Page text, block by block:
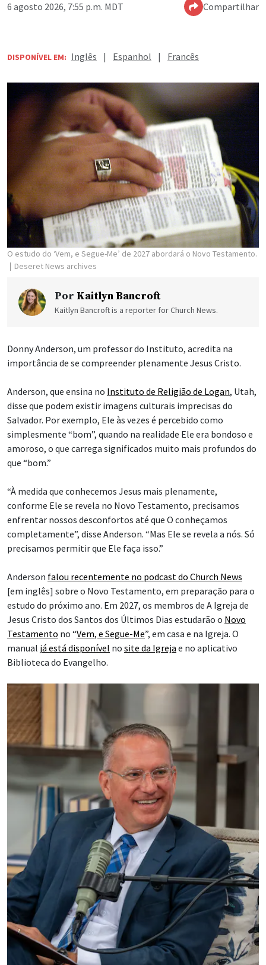
6 agosto 2026, 7:55 p.m. MDT Compartilhar
DISPONÍVEL EM: Inglês | Espanhol | Francês
O estudo do ‘Vem, e Segue-Me’ de 2027 abordará o Novo Testamento.
Deseret News archives
Por Kaitlyn Bancroft
Kaitlyn Bancroft is a reporter for Church News.
Donny Anderson, um professor do Instituto, acredita na
importância de se compreender plenamente Jesus Cristo.
Anderson, que ensina no Instituto de Religião de Logan, Utah,
disse que podem existir imagens culturais imprecisas do
Salvador. Por exemplo, Ele às vezes é percebido como
simplesmente “bom”, quando na realidade Ele era bondoso e
amoroso, o que carrega significados muito mais profundos do
que “bom.”
“À medida que conhecemos Jesus mais plenamente,
conforme Ele se revela no Novo Testamento, precisamos
enfrentar nossos desconfortos até que O conheçamos
completamente”, disse Anderson. “Mas Ele se revela a nós. Só
precisamos permitir que Ele faça isso.”
Anderson falou recentemente no podcast do Church News
[em inglês] sobre o Novo Testamento, em preparação para o
estudo do próximo ano. Em 2027, os membros de A Igreja de
Jesus Cristo dos Santos dos Últimos Dias estudarão o Novo
Testamento no “Vem, e Segue-Me”, em casa e na Igreja. O
manual já está disponível no site da Igreja e no aplicativo
Biblioteca do Evangelho.